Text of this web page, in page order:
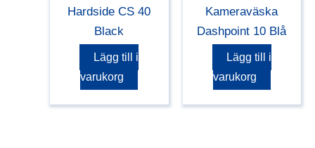
Hardside CS 40
Black
Lägg till i
varukorg
Kameraväska
Dashpoint 10 Blå
Lägg till i
varukorg